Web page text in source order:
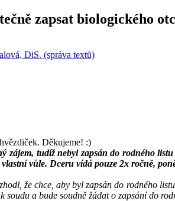
zapsat biologického
DiS. (správa textů)
Děkujeme! :)
tudíž nebyl zapsán do rodného
vůle. Dceru vídá pouze 2x ročně,
že chce, aby byl zapsán do rodného
soudu a bude soudně žádat o zapsání do